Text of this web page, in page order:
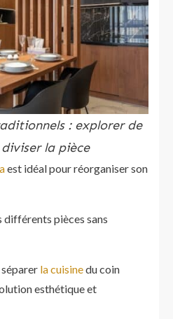
: explorer de
la pièce
est idéal pour réorganiser son
pièces sans
la cuisinedu coin
esthétique et